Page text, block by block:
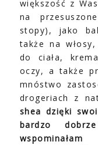
większość z
na
stopy), jako
także na
do ciała,
oczy, a także
mnóstwo
drogeriach z
shea dzięki
bardzo